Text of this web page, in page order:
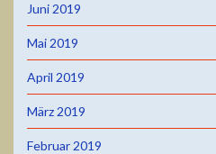
Juni 2019
Mai 2019
April 2019
März 2019
Februar 2019